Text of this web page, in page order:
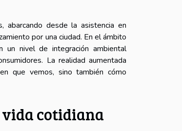
abarcando desde la asistencia en
por una ciudad. En el ámbito
un nivel de integración ambiental
La realidad aumentada
que vemos, sino también cómo
vida cotidiana